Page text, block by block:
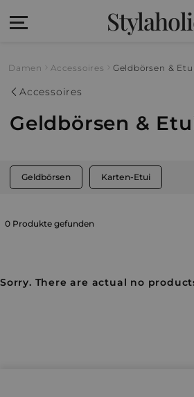
Damen Accessoires Geldbörsen &
Accessoires
Geldbörsen &
Geldbörsen Karten-Etui
0 Produkte gefunden
Sorry. There are actual no